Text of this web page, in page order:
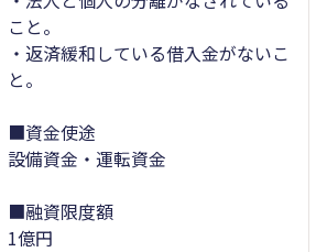
こと。
・返済緩和している借入金がないこ
と。
■資金使途
設備資金・運転資金
■融資限度額
1億円